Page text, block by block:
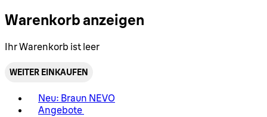
Warenkorb anzeigen
Ihr Warenkorb ist leer
WEITER EINKAUFEN
Neu: Braun NEVO
Angebote